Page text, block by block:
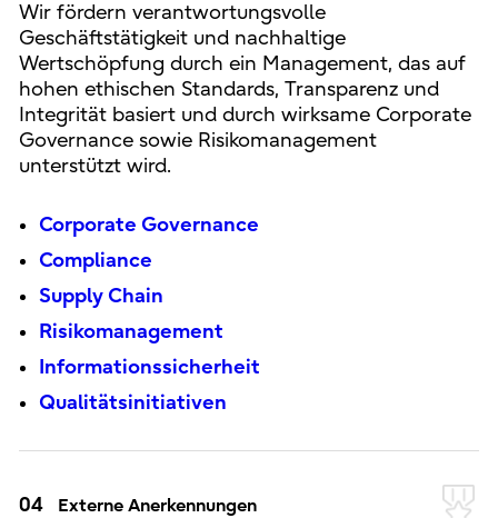
Wir fördern verantwortungsvolle
Geschäftstätigkeit und nachhaltige
Wertschöpfung durch ein Management, das auf
hohen ethischen Standards, Transparenz und
Integrität basiert und durch wirksame Corporate
Governance sowie Risikomanagement
unterstützt wird.
Corporate Governance
Compliance
Supply Chain
Risikomanagement
Informationssicherheit
Qualitätsinitiativen
04 Externe Anerkennungen